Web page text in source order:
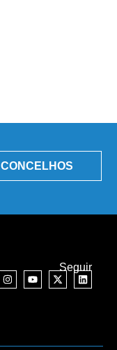
CONCELHOS
Seguir